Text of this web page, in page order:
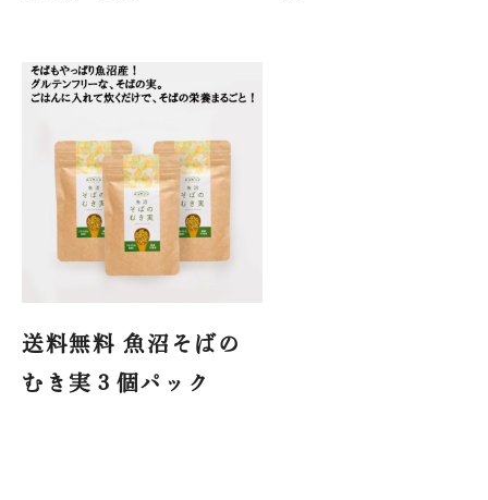
送料無料 魚沼そばの
むき実３個パック